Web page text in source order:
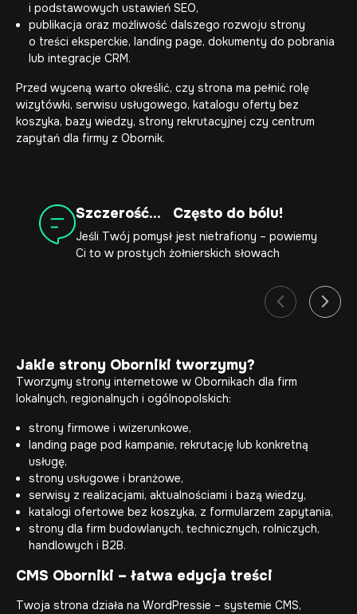
i podstawowych ustawień SEO,
publikacja oraz możliwość dalszego rozwoju strony
o treści eksperckie, landing page, dokumenty do pobrania
lub integracje CRM.
Przed wyceną warto określić, czy strona ma pełnić rolę
wizytówki, serwisu usługowego, katalogu oferty bez
koszyka, bazy wiedzy, strony rekrutacyjnej czy centrum
zapytań dla firmy z Obornik.
Szczerość... Często do bólu!
Jeśli Twój pomysł jest nietrafiony – powiemy
Ci to w prostych żołnierskich słowach
Jakie strony Oborniki tworzymy?
Tworzymy strony internetowe w Obornikach dla firm
lokalnych, regionalnych i ogólnopolskich:
strony firmowe i wizerunkowe,
landing page pod kampanie, rekrutację lub konkretną
usługę,
strony usługowe i branżowe,
serwisy z realizacjami, aktualnościami i bazą wiedzy,
katalogi ofertowe bez koszyka, z formularzem zapytania,
strony dla firm budowlanych, technicznych, rolniczych,
handlowych i B2B.
CMS Oborniki – łatwa edycja treści
Twoja strona działa na WordPressie – systemie CMS,